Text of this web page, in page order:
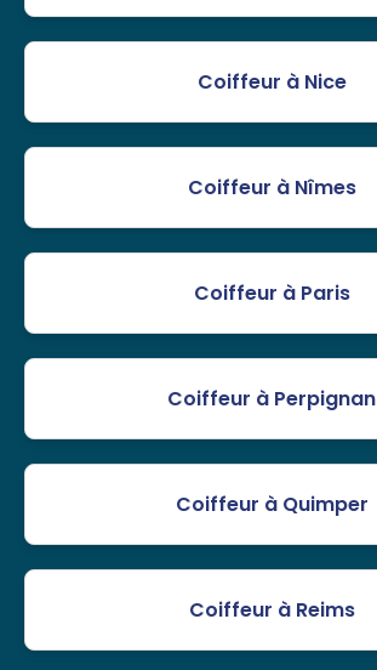
Coiffeur à Nice
Coiffeur à Nîmes
Coiffeur à Paris
Coiffeur à Perpignan
Coiffeur à Quimper
Coiffeur à Reims